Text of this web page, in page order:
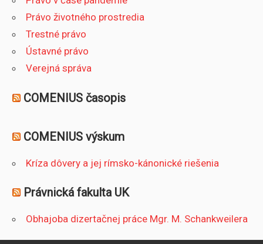
Právo životného prostredia
Trestné právo
Ústavné právo
Verejná správa
COMENIUS časopis
COMENIUS výskum
Kríza dôvery a jej rímsko-kánonické riešenia
Právnická fakulta UK
Obhajoba dizertačnej práce Mgr. M. Schankweilera